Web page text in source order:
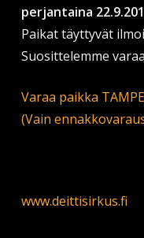
perjantaina
Paikat täyttyvät
Suosittelemme
Varaa paikka
(Vain
www.deittisirkus.fi